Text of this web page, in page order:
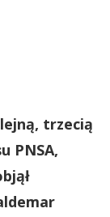
trzecią
PNSA,